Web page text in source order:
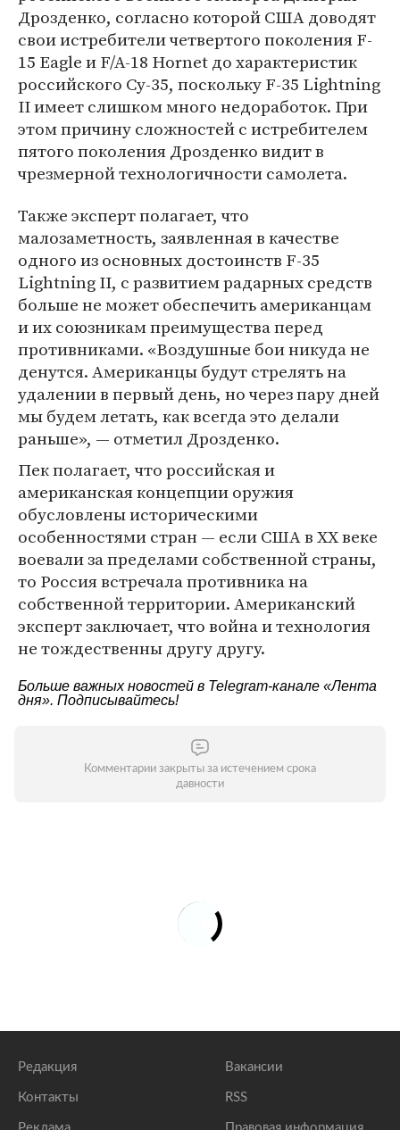
Дрозденко, согласно которой США доводят
свои истребители четвертого поколения F-
15 Eagle и F/A-18 Hornet до характеристик
российского Су-35, поскольку F-35 Lightning
II имеет слишком много недоработок. При
этом причину сложностей с истребителем
пятого поколения Дрозденко видит в
чрезмерной технологичности самолета.
Также эксперт полагает, что
малозаметность, заявленная в качестве
одного из основных достоинств F-35
Lightning II, с развитием радарных средств
больше не может обеспечить американцам
и их союзникам преимущества перед
противниками. «Воздушные бои никуда не
денутся. Американцы будут стрелять на
удалении в первый день, но через пару дней
мы будем летать, как всегда это делали
раньше», — отметил Дрозденко.
Пек полагает, что российская и
американская концепции оружия
обусловлены историческими
особенностями стран — если США в XX веке
воевали за пределами собственной страны,
то Россия встречала противника на
собственной территории. Американский
эксперт заключает, что война и технология
не тождественны другу другу.
Больше важных новостей в Telegram-канале «Лента
дня». Подписывайтесь!
Комментарии закрыты за истечением срока
давности
Редакция
Контакты
Вакансии
RSS